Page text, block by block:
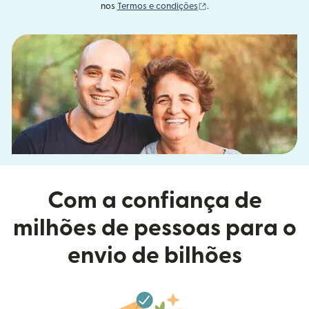
nos Termos e condições (abre em uma nova
.
Com a confiança de
milhões de pessoas para o
envio de bilhões